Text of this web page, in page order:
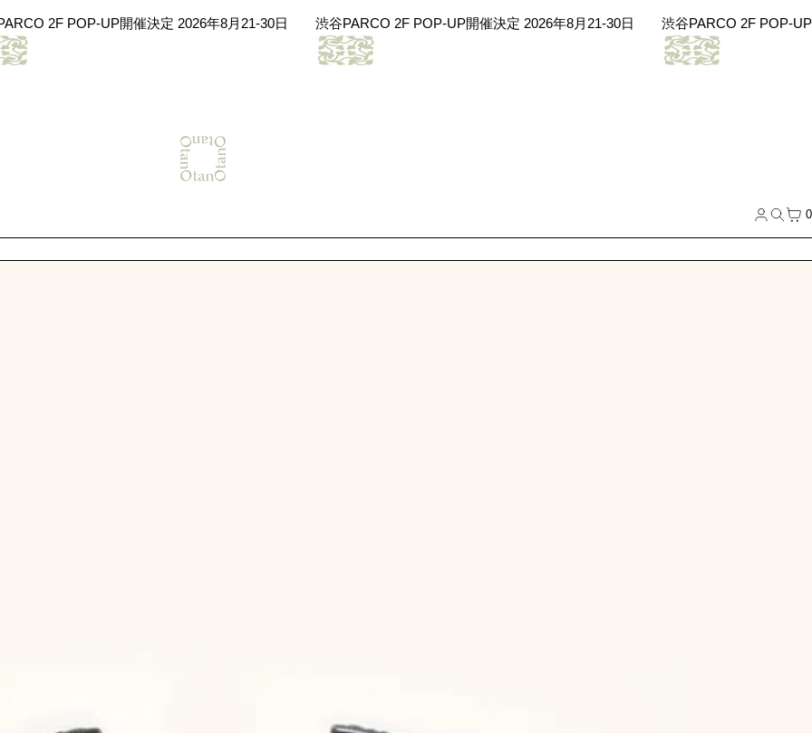
UP開催決定 2026年8月21-30日 渋谷PARCO 2F POP-UP開催決定 2026年8月21-30日 渋谷PARCO 2F POP-UP開催決定
Log
in
Cart0